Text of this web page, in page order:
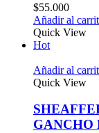
$55.000
Añadir al
Quick View
Hot
Añadir al
Quick View
GANCHO